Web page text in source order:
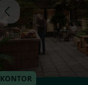
KONTOR